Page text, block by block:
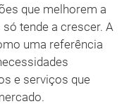
que melhorem a
tende a crescer. A
uma referência
e serviços que